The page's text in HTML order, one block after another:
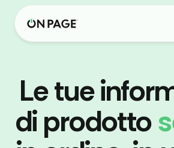
Le tue
di prodotto